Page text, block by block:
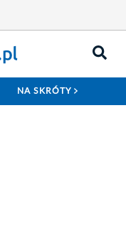
NA SKRÓTY